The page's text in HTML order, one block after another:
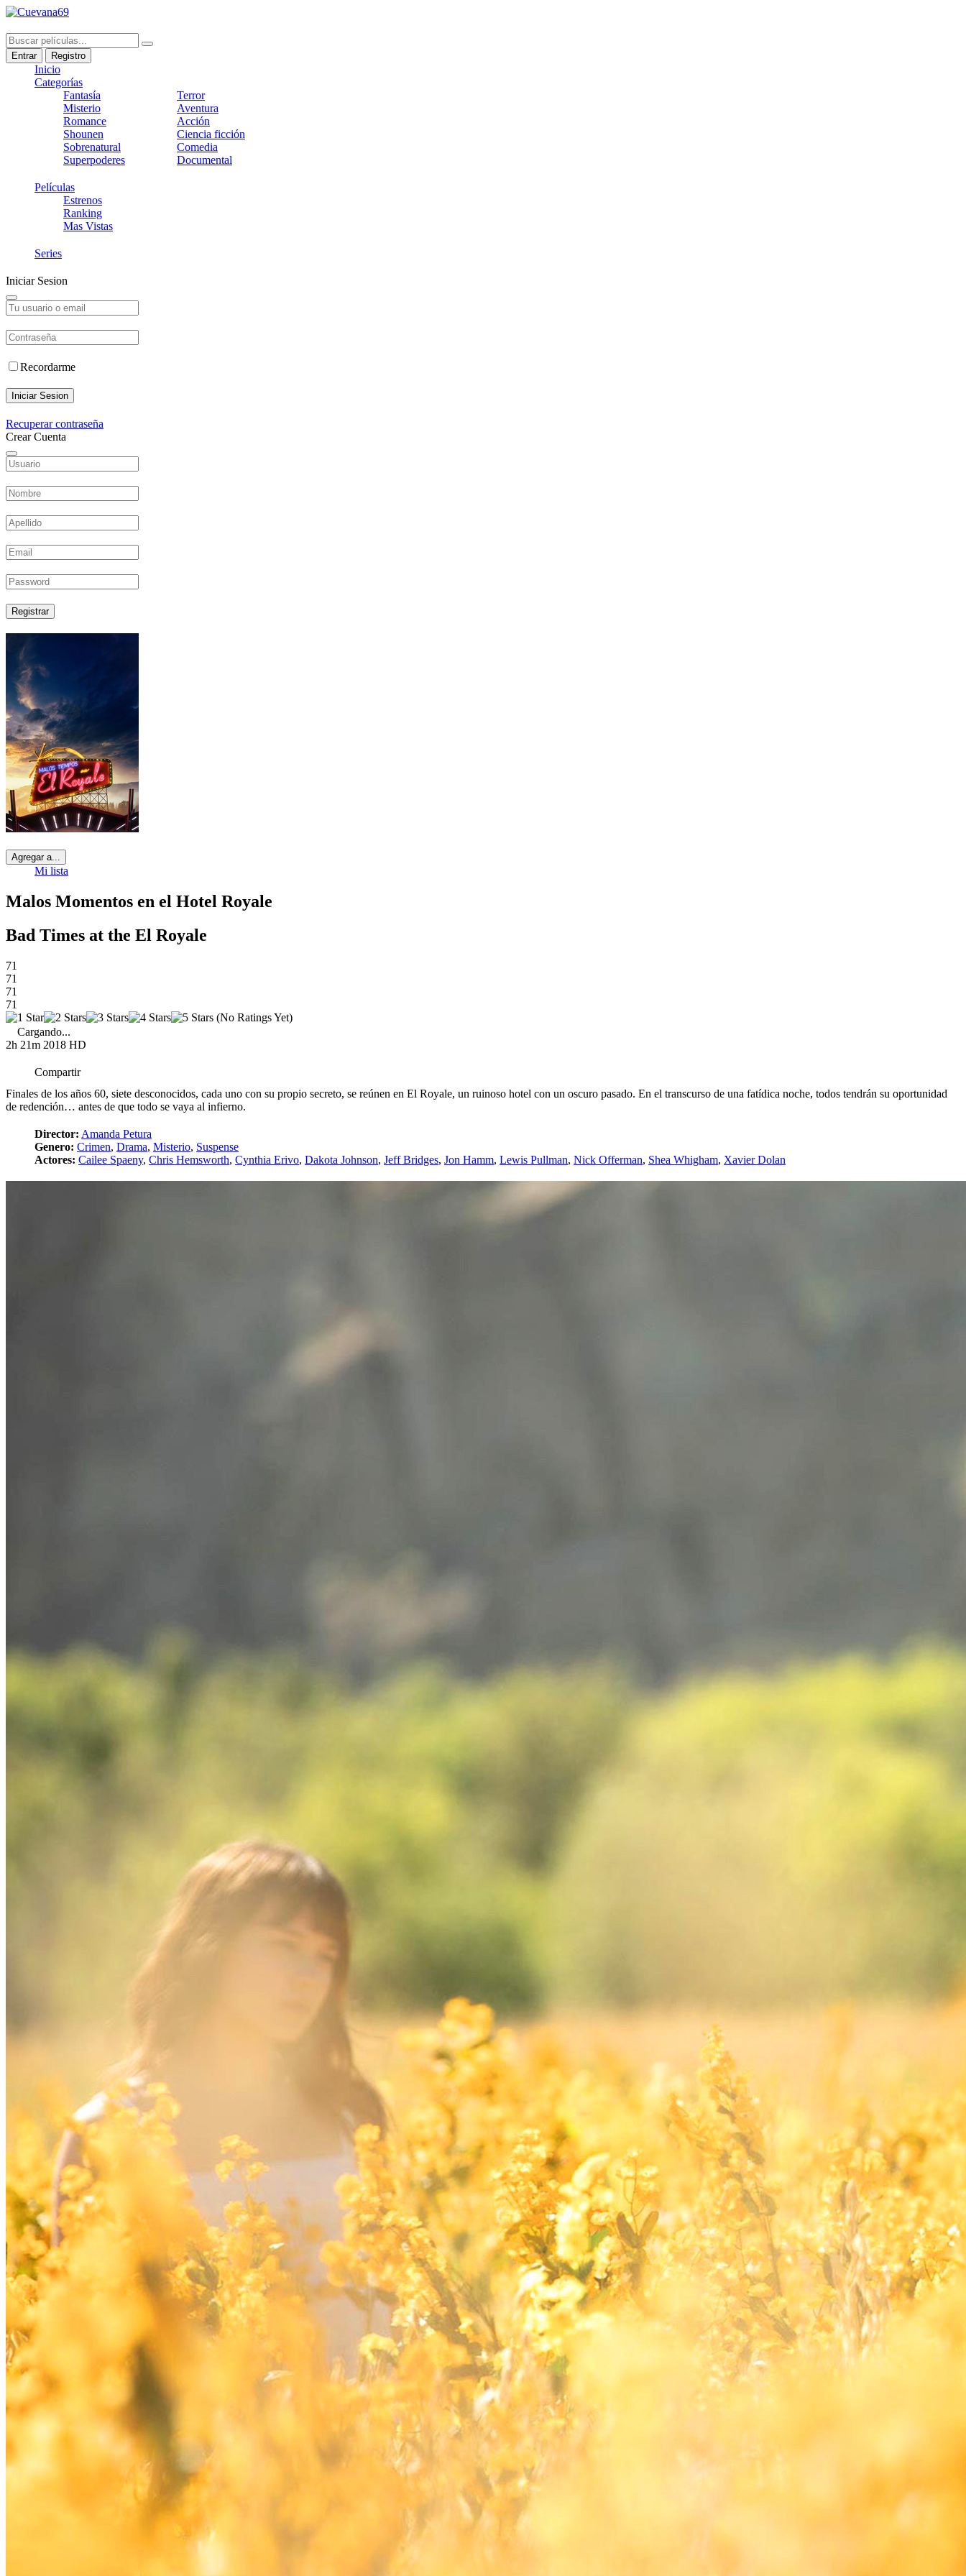
Entrar Registro
Inicio
Categorías
Fantasía
Misterio
Romance
Shounen
Sobrenatural
Superpoderes
Terror
Aventura
Acción
Ciencia ficción
Comedia
Documental
Películas
Estrenos
Ranking
Mas Vistas
Series
Iniciar Sesion
Recordarme
Iniciar Sesion
Recuperar contraseña
Crear Cuenta
Registrar
Agregar a...
Mi lista
Malos Momentos en el Hotel Royale
Bad Times at the El Royale
71
71
71
71
(No Ratings Yet)
Cargando...
2h 21m 2018 HD
Compartir
Finales de los años 60, siete desconocidos, cada uno con su propio secreto, se reúnen en El Royale, un ruinoso hotel con un oscuro pasado. En el transcurso de una fatídica noche, todos tendrán su oportunidad
de redención… antes de que todo se vaya al infierno.
Director: Amanda Petura
Genero: Crimen, Drama, Misterio, Suspense
Actores: Cailee Spaeny, Chris Hemsworth, Cynthia Erivo, Dakota Johnson, Jeff Bridges, Jon Hamm, Lewis Pullman, Nick Offerman, Shea Whigham, Xavier Dolan